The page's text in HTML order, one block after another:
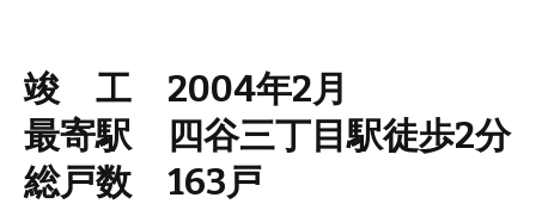
竣 工 2004年2月
最寄駅 四谷三丁目駅徒歩2分
総戸数 163戸